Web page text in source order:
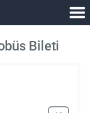
Bileti